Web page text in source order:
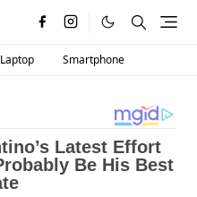
Laptop Smartphone